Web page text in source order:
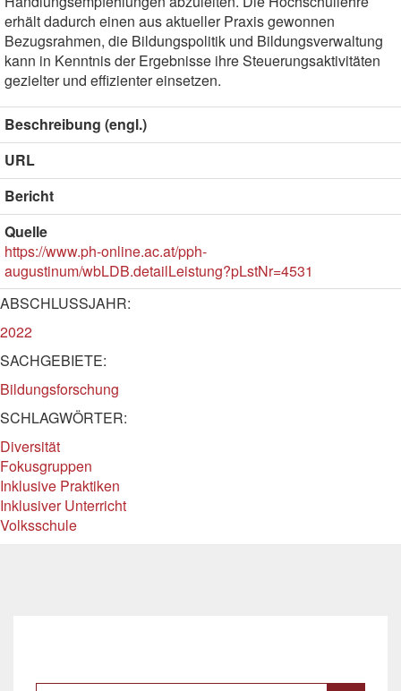
erhält dadurch einen aus aktueller Praxis gewonnen
Bezugsrahmen, die Bildungspolitik und Bildungsverwaltung
kann in Kenntnis der Ergebnisse ihre Steuerungsaktivitäten
gezielter und effizienter einsetzen.
Beschreibung (engl.)
URL
Bericht
Quelle
https://www.ph-online.ac.at/pph-
augustinum/wbLDB.detailLeistung?pLstNr=4531
ABSCHLUSSJAHR:
2022
SACHGEBIETE:
Bildungsforschung
SCHLAGWÖRTER:
Diversität
Fokusgruppen
Inklusive Praktiken
Inklusiver Unterricht
Volksschule